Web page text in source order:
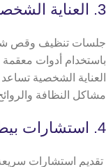
3. العناية الشخصية (الجروومينج)
جلسات تنظيف وقص شعر
باستخدام أدوات معقمة
العناية الشخصية
مشاكل النظافة
4. استشارات بيطرية أونلاين
تقديم استشارات